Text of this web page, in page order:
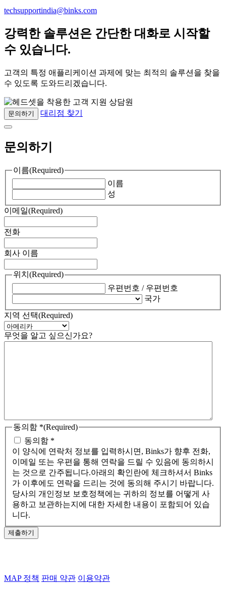
techsupportindia@binks.com
강력한 솔루션은 간단한 대화로 시작할
수 있습니다.
고객의 특정 애플리케이션 과제에 맞는 최적의 솔루션을 찾을
수 있도록 도와드리겠습니다.
문의하기 대리점 찾기
문의하기
이름(Required)
이름
성
이메일(Required)
전화
회사 이름
위치 (Required)
우편번호 / 우편번호
국가
지역 선택(Required)
무엇을 알고 싶으신가요?
동의함 *(Required)
동의함 *
이 양식에 연락처 정보를 입력하시면, Binks가 향후 전화,
이메일 또는 우편을 통해 연락을 드릴 수 있음에 동의하시
는 것으로 간주됩니다.아래의 확인란에 체크하셔서 Binks
가 이후에도 연락을 드리는 것에 동의해 주시기 바랍니다.
당사의 개인정보 보호정책에는 귀하의 정보를 어떻게 사
용하고 보관하는지에 대한 자세한 내용이 포함되어 있습
니다.
제출하기
MAP 정책 판매 약관 이용약관